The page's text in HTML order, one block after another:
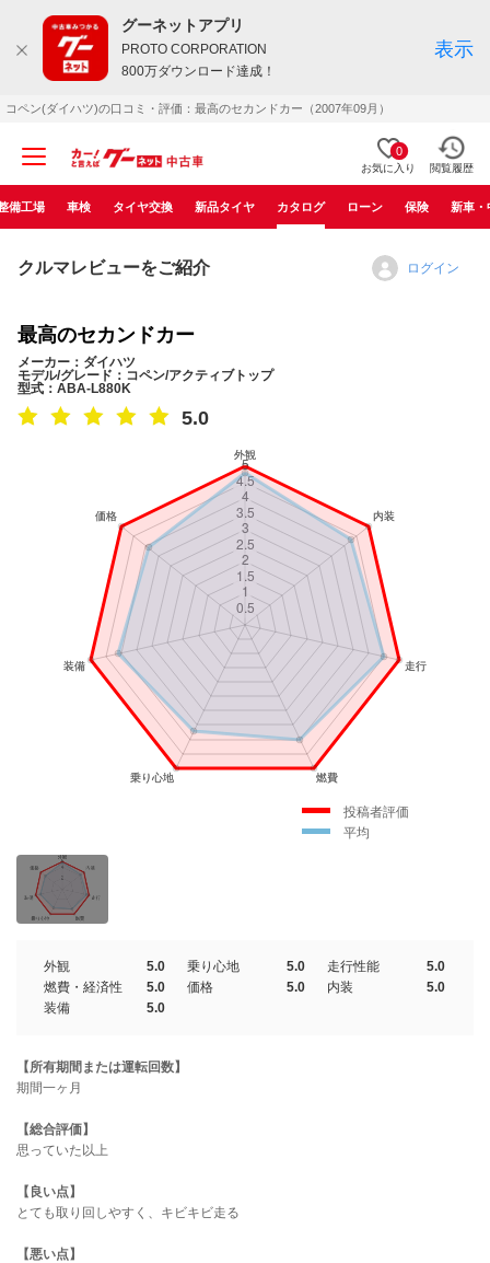
グーネットアプリ
PROTO CORPORATION
800万ダウンロード達成！
表示
コペン(ダイハツ)の口コミ・評価：最高のセカンドカー（2007年09月）
0
お気に入り 閲覧履歴
備工場 車検 タイヤ交換 新品タイヤ カタログ ローン 保険 新車・
クルマレビューをご紹介 ログイン
最高のセカンドカー
メーカー：ダイハツ
モデル/グレード：コペン/アクティブトップ
型式：ABA-L880K
5.0
投稿者評価
平均
外観 5.0 乗り心地 5.0 走行性能
5.0
燃費・経済性
5.0 価格 5.0 内装
5.0
装備
5.0
【所有期間または運転回数】
期間一ヶ月
【総合評価】
思っていた以上
【良い点】
とても取り回しやすく、キビキビ走る
【悪い点】